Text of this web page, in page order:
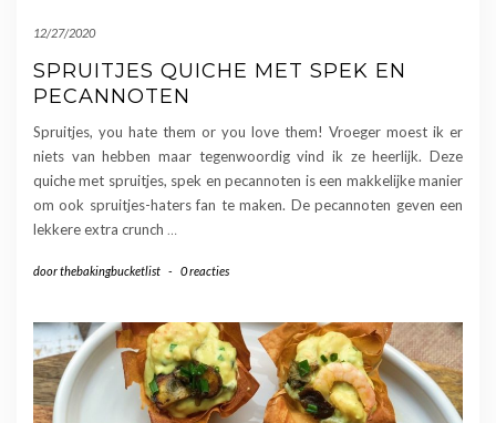
12/27/2020
SPRUITJES QUICHE MET SPEK EN
PECANNOTEN
Spruitjes, you hate them or you love them! Vroeger moest ik er
niets van hebben maar tegenwoordig vind ik ze heerlijk. Deze
quiche met spruitjes, spek en pecannoten is een makkelijke manier
om ook spruitjes-haters fan te maken. De pecannoten geven een
lekkere extra crunch …
doorthebakingbucketlist - 0 reacties